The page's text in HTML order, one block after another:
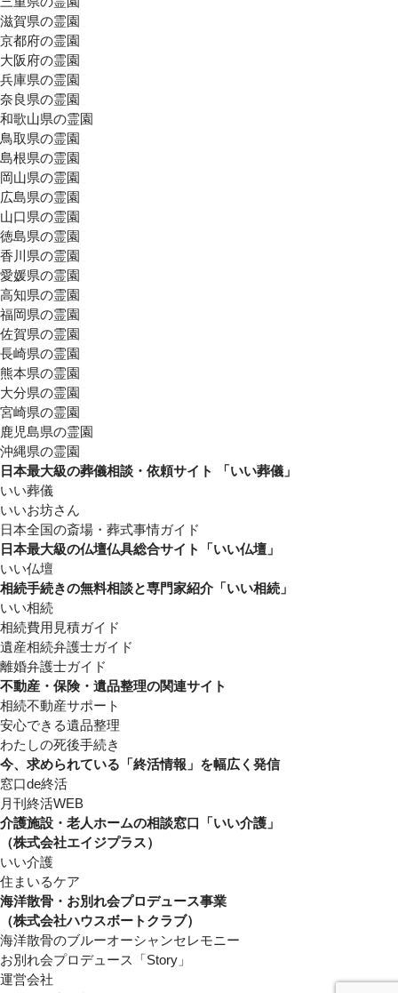
滋賀県の霊園
京都府の霊園
大阪府の霊園
兵庫県の霊園
奈良県の霊園
和歌山県の霊園
鳥取県の霊園
島根県の霊園
岡山県の霊園
広島県の霊園
山口県の霊園
徳島県の霊園
香川県の霊園
愛媛県の霊園
高知県の霊園
福岡県の霊園
佐賀県の霊園
長崎県の霊園
熊本県の霊園
大分県の霊園
宮崎県の霊園
鹿児島県の霊園
沖縄県の霊園
日本最大級の葬儀相談・依頼サイト 「いい葬儀」
いい葬儀
いいお坊さん
日本全国の斎場・葬式事情ガイド
日本最大級の仏壇仏具総合サイト「いい仏壇」
いい仏壇
相続手続きの無料相談と専門家紹介「いい相続」
いい相続
相続費用見積ガイド
遺産相続弁護士ガイド
離婚弁護士ガイド
不動産・保険・遺品整理の関連サイト
相続不動産サポート
安心できる遺品整理
わたしの死後手続き
今、求められている「終活情報」を幅広く発信
窓口de終活
月刊終活WEB
介護施設・老人ホームの相談窓口「いい介護」
（株式会社エイジプラス）
いい介護
住まいるケア
海洋散骨・お別れ会プロデュース事業
（株式会社ハウスボートクラブ）
海洋散骨のブルーオーシャンセレモニー
お別れ会プロデュース「Story」
運営会社